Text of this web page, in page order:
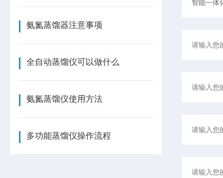
氨氮蒸馏器注意事项
全自动蒸馏仪可以做什么
氨氮蒸馏仪使用方法
多功能蒸馏仪操作流程